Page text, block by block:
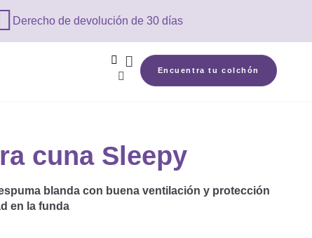
Derecho de devolución de 30 días



Encuentra tu colchón
cuna Sleepy
blanda con buena ventilación y protección
en la funda